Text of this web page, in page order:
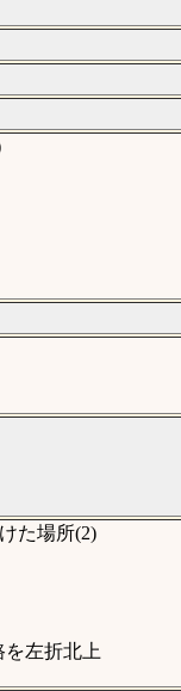
た場所(2)
左折北上